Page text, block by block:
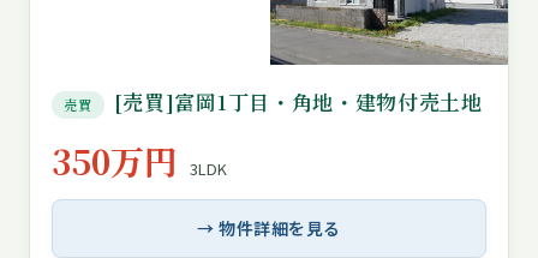
売買 [売買]富岡1丁目・角地・建物付売土地
350万円 3LDK
→ 物件詳細を見る